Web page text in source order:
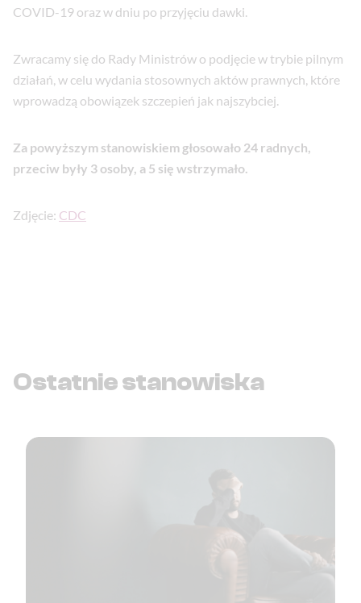
COVID-19 oraz w dniu po przyjęciu dawki.
Zwracamy się do Rady Ministrów o podjęcie w trybie pilnym
działań, w celu wydania stosownych aktów prawnych, które
wprowadzą obowiązek szczepień jak najszybciej.
Za powyższym stanowiskiem głosowało 24 radnych,
przeciw były 3 osoby, a 5 się wstrzymało.
Zdjęcie: CDC
Ostatnie stanowiska